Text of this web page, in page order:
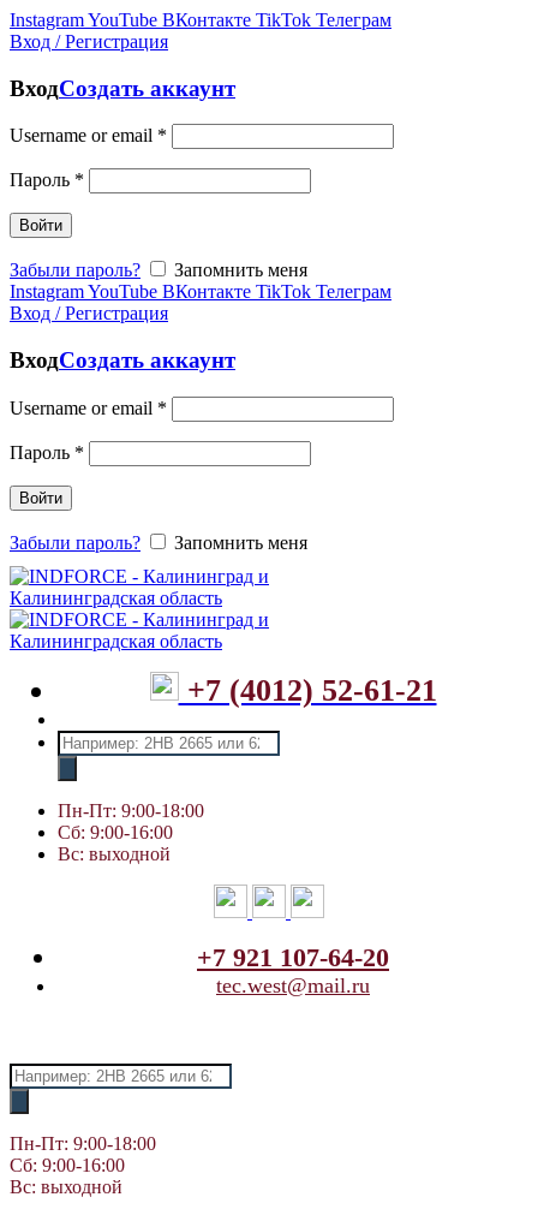
InstagramYouTube ВКонтакте TikTok Телеграм
Вход / Регистрация
ВходСоздать аккаунт
Username or email *
Пароль *
Войти
Забыли пароль?
Запомнить меня
InstagramYouTube ВКонтакте TikTok Телеграм
Вход / Регистрация
ВходСоздать аккаунт
Username or email *
Пароль *
Войти
Забыли пароль? Запомнить меня
+7 (4012) 52-61-21
Поиск
товаров
Пн-Пт: 9:00-18:00
Сб: 9:00-16:00
Вс: выходной
+7 921 107-64-20
tec.west@mail.ru
Поиск
товаров
Пн-Пт: 9:00-18:00
Сб: 9:00-16:00
Вс: выходной